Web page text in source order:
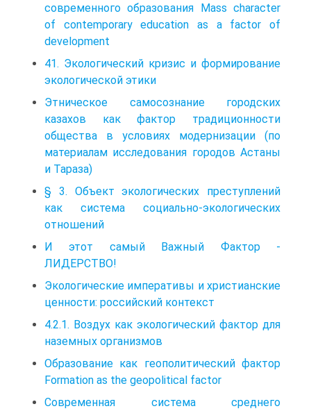
современного образования Mass character
of contemporary education as a factor of
development
41. Экологический кризис и формирование
экологической этики
Этническое самосознание городских
казахов как фактор традиционности
общества в условиях модернизации (по
материалам исследования городов Астаны
и Тараза)
§ 3. Объект экологических преступлений
как система социально-экологических
отношений
И этот самый Важный Фактор -
ЛИДЕРСТВО!
Экологические императивы и христианские
ценности: российский контекст
4.2.1. Воздух как экологический фактор для
наземных организмов
Образование как геополитический фактор
Formation as the geopolitical factor
Современная система среднего